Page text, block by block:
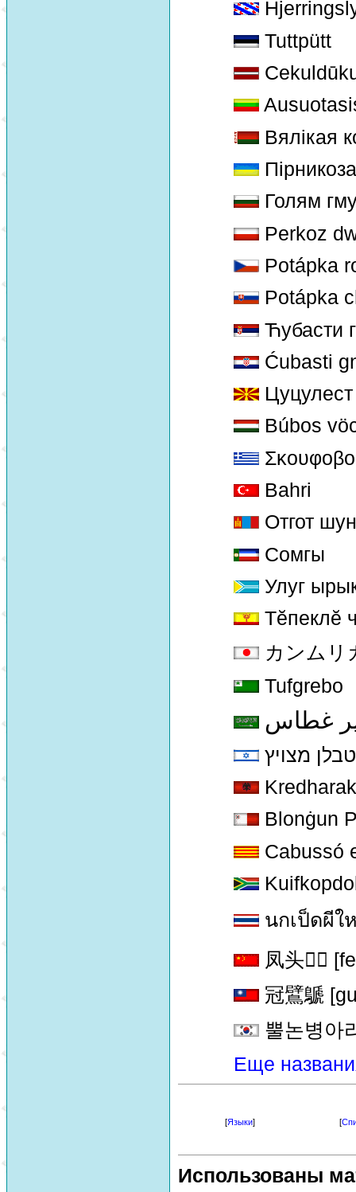
Tuttpütt
Вялікая
Голям
Perkoz
Potápka
Potápka
Ћубасти
Ćubasti
Búbos
Bahri
Отгот
Сомгы
Улуг
Тĕпеклĕ
カンムリ
Tufgrebo
غطاس
טבלן מצויץ
Blonġun
Cabussó
นกเป็ดผีใ
凤头
冠鷿鷈
뿔논병아
Еще
[Языки] [
Использованы